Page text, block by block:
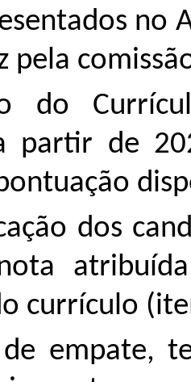
no
pela
do
partir de
dos
currículo
empate,